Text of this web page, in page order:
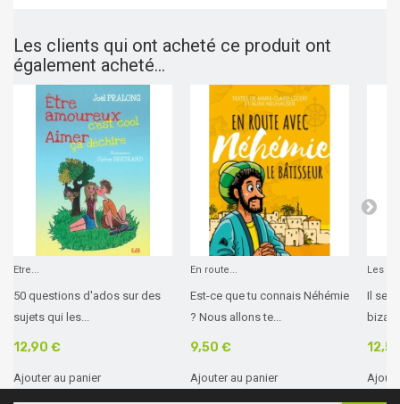
Les clients qui ont acheté ce produit ont
également acheté...
Etre...
50 questions d'ados sur des
sujets qui les...
12,90 €
Ajouter au panier
En route...
Est-ce que tu connais Néhémie
? Nous allons te...
9,50 €
Ajouter au panier
Les
Il se